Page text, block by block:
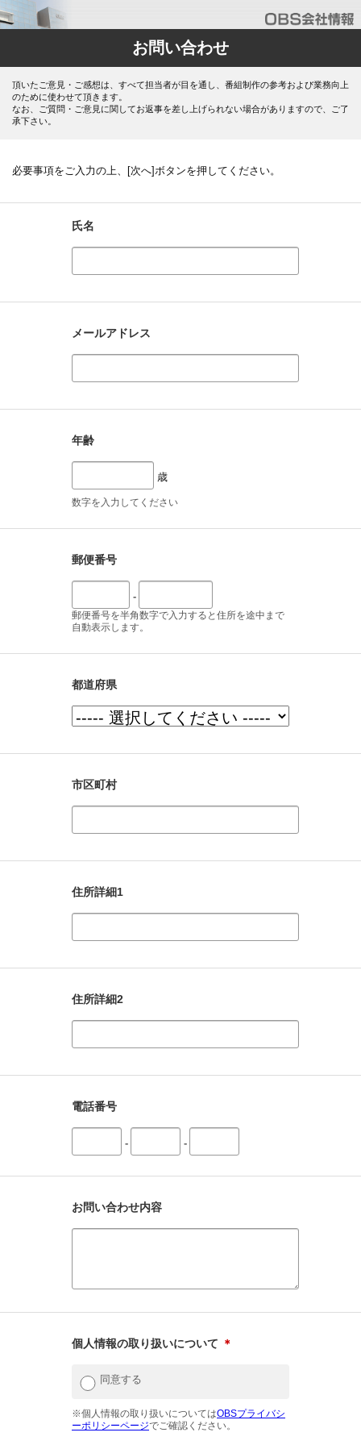
お問い合わせ
頂いたご意見・ご感想は、すべて担当者が目を通し、番組制作の参考および業務向上
のために使わせて頂きます。
なお、ご質問・ご意見に関してお返事を差し上げられない場合がありますので、ご了
承下さい。
必要事項をご入力の上、[次へ]ボタンを押してください。
氏名
メールアドレス
年齢
歳
数字を入力してください
郵便番号
-
郵便番号を半角数字で入力すると住所を途中まで
自動表示します。
都道府県
市区町村
住所詳細1
住所詳細2
電話番号
- -
お問い合わせ内容
個人情報の取り扱いについて ＊
同意する
※個人情報の取り扱いについてはOBSプライバシ
ーポリシーページでご確認ください。